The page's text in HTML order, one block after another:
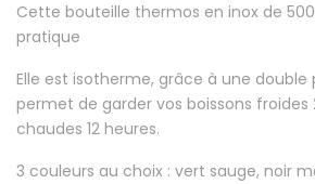
Cette bouteille thermos en inox de
pratique
Elle est isotherme, grâce à une double
permet de garder vos boissons froides
chaudes 12 heures.
3 couleurs au choix : vert sauge, noir